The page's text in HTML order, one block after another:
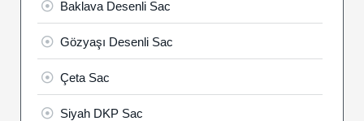
Baklava Desenli Sac
Gözyaşı Desenli Sac
Çeta Sac
Siyah DKP Sac